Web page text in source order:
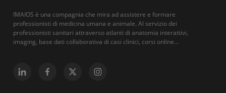
IMAIOS è una compagnia che mira ad assistere e formare
professionisti di medicina umana e animale. Al servizio dei
professionisti sanitari attraverso atlanti di anatomia interattivi,
imaging, base dati collaborativa di casi clinici, corsi online...